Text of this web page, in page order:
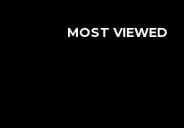
MOST VIEWED